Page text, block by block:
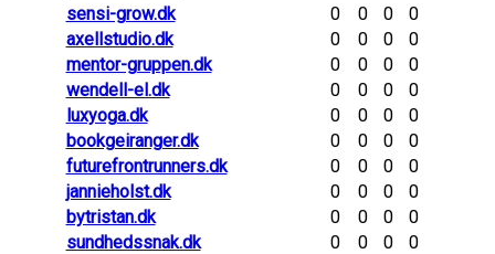
sensi-grow.dk
0 0 0
0
axellstudio.dk
0 0 0
0
mentor-gruppen.dk
0 0 0
0
wendell-el.dk
0 0 0
0
luxyoga.dk
0 0 0
0
bookgeiranger.dk
0 0 0
0
futurefrontrunners.dk
0 0 0
0
jannieholst.dk
0 0 0
0
bytristan.dk
0 0 0
0
sundhedssnak.dk
0 0 0
0